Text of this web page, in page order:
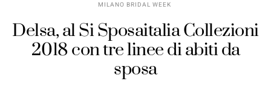
MILANO BRIDAL WEEK
Delsa, al Si Sposaitalia Collezioni
2018 con tre linee di abiti da
sposa